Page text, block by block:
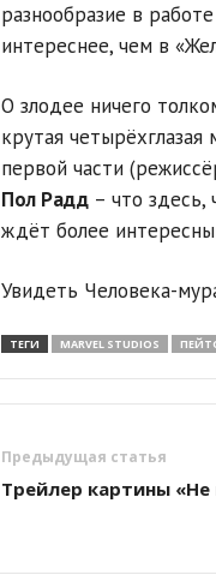
разнообразие в
интереснее, чем в
О злодее ничего
крутая четырёхглазая
первой части
Пол Радд– что здесь,
ждёт более
Увидеть Человека-
ТЕГИ MARVEL STUDIOS
Предыдущая статья
Трейлер картины «Не